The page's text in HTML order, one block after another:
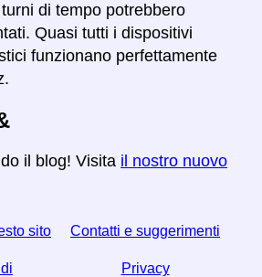
di tempo potrebbero
Quasi tutti i dispositivi
funzionano perfettamente
il blog! Visita il nostro nuovo
sito Contatti e suggerimenti
Privacy